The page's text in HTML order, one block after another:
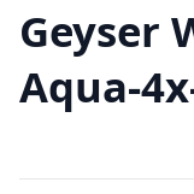
Geyser
Aqua-